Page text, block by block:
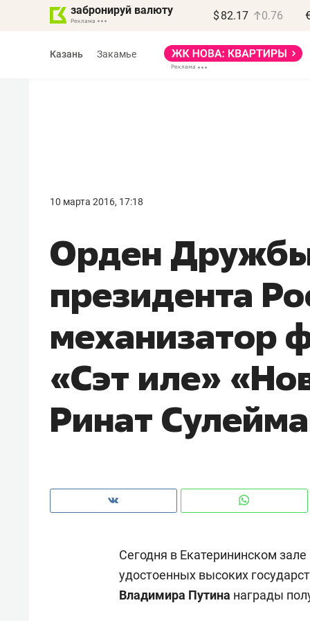
забронируй валюту $ 82.17 0.76
Казань Закамье
10 марта 2016, 17:18
Орден
президента
механизатор
«Сэт иле»
Ринат
Сегодня в Екатерининском
удостоенных высоких
Владимира Путина награды
Рекомендуем
Опыт выживания в дикой
природе, работа
и